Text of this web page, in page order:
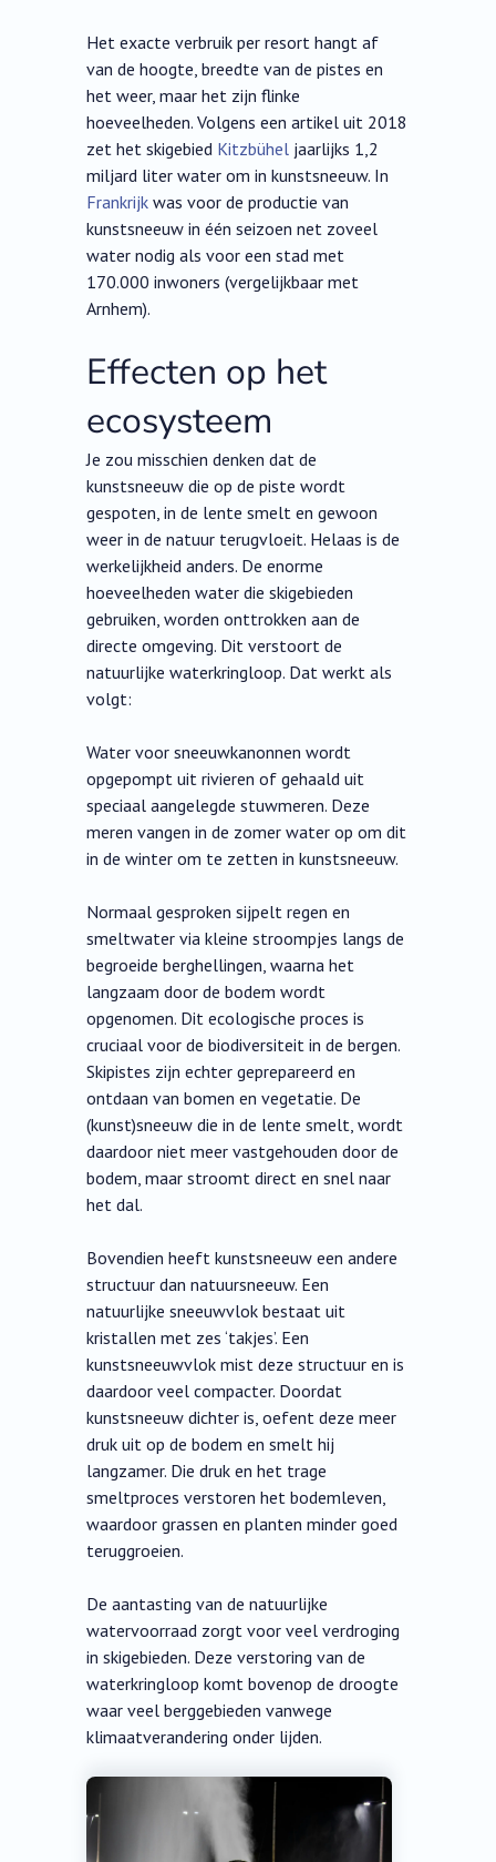
Het exacte verbruik per resort hangt af
van de hoogte, breedte van de pistes en
het weer, maar het zijn flinke
hoeveelheden. Volgens een artikel uit 2018
zet het skigebied Kitzbühel jaarlijks 1,2
miljard liter water om in kunstsneeuw. In
Frankrijk was voor de productie van
kunstsneeuw in één seizoen net zoveel
water nodig als voor een stad met
170.000 inwoners (vergelijkbaar met
Arnhem).
Effecten op het
ecosysteem
Je zou misschien denken dat de
kunstsneeuw die op de piste wordt
gespoten, in de lente smelt en gewoon
weer in de natuur terugvloeit. Helaas is de
werkelijkheid anders. De enorme
hoeveelheden water die skigebieden
gebruiken, worden onttrokken aan de
directe omgeving. Dit verstoort de
natuurlijke waterkringloop. Dat werkt als
volgt:
Water voor sneeuwkanonnen wordt
opgepompt uit rivieren of gehaald uit
speciaal aangelegde stuwmeren. Deze
meren vangen in de zomer water op om dit
in de winter om te zetten in kunstsneeuw.
Normaal gesproken sijpelt regen en
smeltwater via kleine stroompjes langs de
begroeide berghellingen, waarna het
langzaam door de bodem wordt
opgenomen. Dit ecologische proces is
cruciaal voor de biodiversiteit in de bergen.
Skipistes zijn echter geprepareerd en
ontdaan van bomen en vegetatie. De
(kunst)sneeuw die in de lente smelt, wordt
daardoor niet meer vastgehouden door de
bodem, maar stroomt direct en snel naar
het dal.
Bovendien heeft kunstsneeuw een andere
structuur dan natuursneeuw. Een
natuurlijke sneeuwvlok bestaat uit
kristallen met zes ‘takjes’. Een
kunstsneeuwvlok mist deze structuur en is
daardoor veel compacter. Doordat
kunstsneeuw dichter is, oefent deze meer
druk uit op de bodem en smelt hij
langzamer. Die druk en het trage
smeltproces verstoren het bodemleven,
waardoor grassen en planten minder goed
teruggroeien.
De aantasting van de natuurlijke
watervoorraad zorgt voor veel verdroging
in skigebieden. Deze verstoring van de
waterkringloop komt bovenop de droogte
waar veel berggebieden vanwege
klimaatverandering onder lijden.